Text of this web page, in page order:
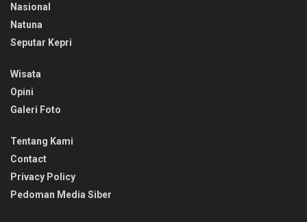
Nasional
Natuna
Seputar Kepri
Wisata
Opini
Galeri Foto
Tentang Kami
Contact
Privacy Policy
Pedoman Media Siber